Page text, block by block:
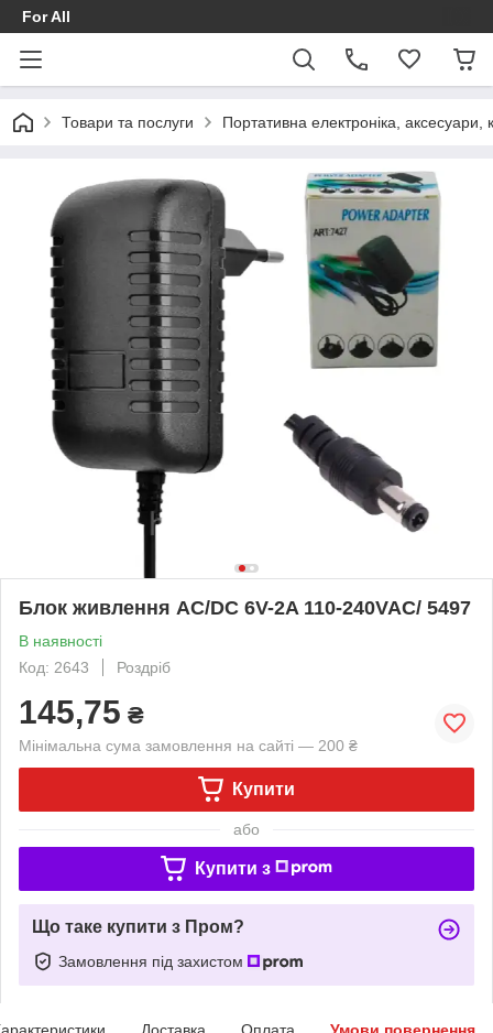
For All
Товари та послуги Портативна електроніка, аксесуари,
Блок живлення AC/DC 6V-2A 110-240VAC/ 5497
В наявності
Код: 2643
Роздріб
145,75 ₴
Мінімальна сума замовлення на сайті — 200 ₴
Купити
або
Купити з
Що таке купити з Пром?
Замовлення під захистом
Доставка Оплата Умови повернення